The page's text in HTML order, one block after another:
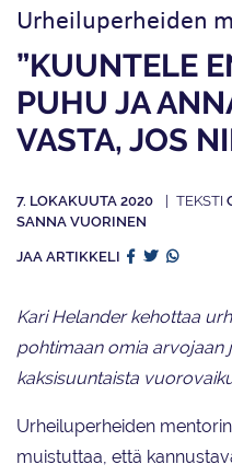
Urheiluperheiden
”KUUNTELE
PUHU JA
VASTA, JOS
7. LOKAKUUTA 2020
SANNA VUORINEN
JAA ARTIKKELI
Kari Helander kehottaa
pohtimaan omia arvojaan
kaksisuuntaista
Urheiluperheiden
muistuttaa, että